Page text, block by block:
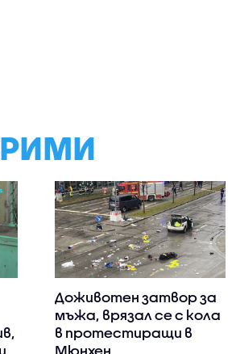
Доживотен затвор за
мъжа, врязал се с кола
в протестиращи в
Мюнхен